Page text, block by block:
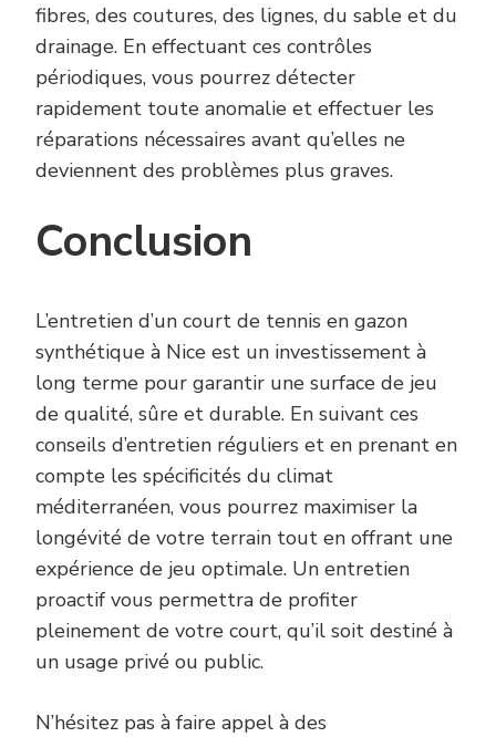
fibres, des coutures, des lignes, du sable et du
drainage. En effectuant ces contrôles
périodiques, vous pourrez détecter
rapidement toute anomalie et effectuer les
réparations nécessaires avant qu’elles ne
deviennent des problèmes plus graves.
Conclusion
L’entretien d’un court de tennis en gazon
synthétique à Nice est un investissement à
long terme pour garantir une surface de jeu
de qualité, sûre et durable. En suivant ces
conseils d’entretien réguliers et en prenant en
compte les spécificités du climat
méditerranéen, vous pourrez maximiser la
longévité de votre terrain tout en offrant une
expérience de jeu optimale. Un entretien
proactif vous permettra de profiter
pleinement de votre court, qu’il soit destiné à
un usage privé ou public.
N’hésitez pas à faire appel à des